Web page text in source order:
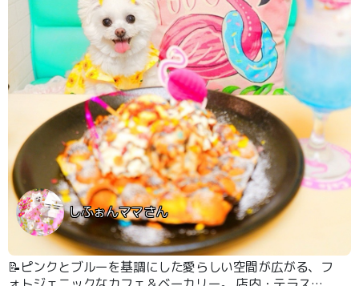
しふぉんママさん
📝ピンクとブルーを基調にした愛らしい空間が広がる、フ